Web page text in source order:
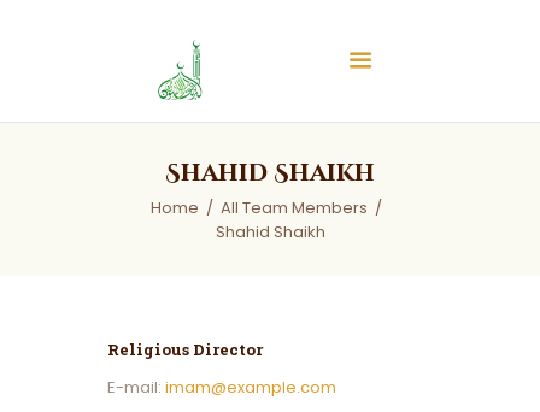
Shahid Shaikh
Home
All Team Members
Shahid Shaikh
Islamic Center of Burlington
Islamic Center of Burlington
Contact UsReligious Director
E-mail: imam@example.com